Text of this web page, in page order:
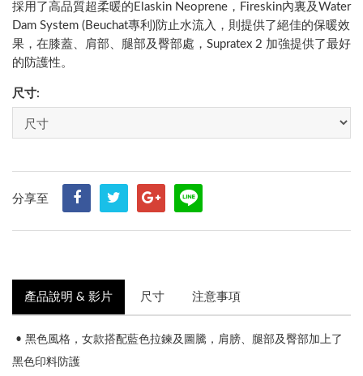
採用了高品質超柔暖的Elaskin Neoprene，Fireskin內裏及Water
Dam System (Beuchat專利)防止水流入，則提供了絕佳的保暖效
果，在膝蓋、肩部、腿部及臀部處，Supratex 2 加強提供了最好
的防護性。
尺寸:
分享至
產品說明 & 影片 尺寸 注意事項
• 黑色風格，女款搭配藍色拉鍊及圖騰，肩膀、腿部及臀部加上了
黑色印料防護